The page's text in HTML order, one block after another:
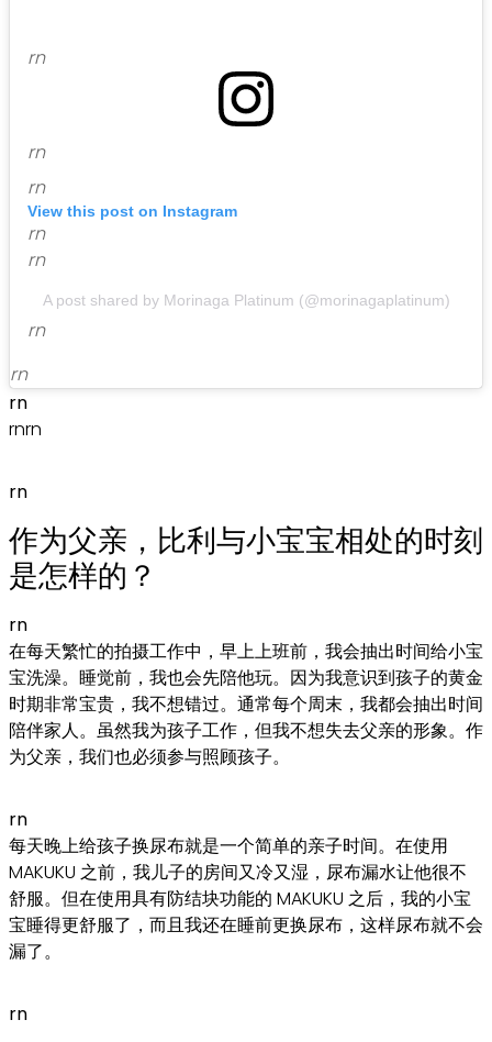
rn
rn
rn
View this post on Instagram
rn
rn
A post shared by Morinaga Platinum (@morinagaplatinum)
rn
rn
rn
rnrn
rn
作为父亲，比利与小宝宝相处的时刻
是怎样的？
rn
在每天繁忙的拍摄工作中，早上上班前，我会抽出时间给小宝
宝洗澡。睡觉前，我也会先陪他玩。因为我意识到孩子的黄金
时期非常宝贵，我不想错过。通常每个周末，我都会抽出时间
陪伴家人。虽然我为孩子工作，但我不想失去父亲的形象。作
为父亲，我们也必须参与照顾孩子。
rn
每天晚上给孩子换尿布就是一个简单的亲子时间。在使用
MAKUKU 之前，我儿子的房间又冷又湿，尿布漏水让他很不
舒服。但在使用具有防结块功能的 MAKUKU 之后，我的小宝
宝睡得更舒服了，而且我还在睡前更换尿布，这样尿布就不会
漏了。
rn